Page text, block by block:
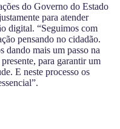
do Governo do Estado
para atender
digital. “Seguimos com
pensando no cidadão.
dando mais um passo na
para garantir um
E neste processo os